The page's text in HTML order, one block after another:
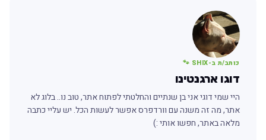
כותב/ת ב-SHIX 🐾
דוגו ארגנטינו
היי שמי דוגי אני בן שנתיים והחלטתי לפתוח אתר, טוב נו.. בלוג לא
אתר, מה זה משנה עם וורדפרס אפשר לעשות הכל. יש עליי כתבה
מלאה באתר, חפשו אותי :)